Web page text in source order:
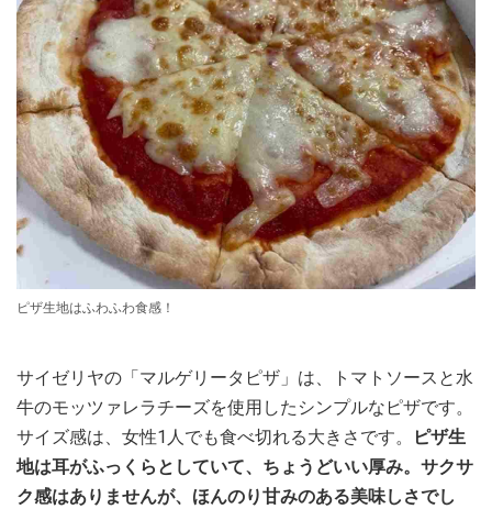
ピザ生地はふわふわ食感！
サイゼリヤの「マルゲリータピザ」は、トマトソースと水
牛のモッツァレラチーズを使用したシンプルなピザです。
サイズ感は、女性1人でも食べ切れる大きさです。
ピザ生
地は耳がふっくらとしていて、ちょうどいい厚み。サクサ
ク感はありませんが、ほんのり甘みのある美味しさでし